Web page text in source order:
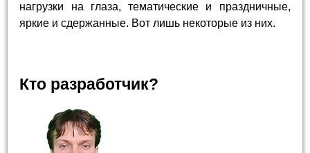
нагрузки на глаза, тематические и праздничные,
яркие и сдержанные. Вот лишь некоторые из них.
Кто разработчик?